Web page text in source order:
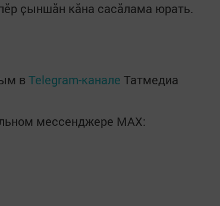
ҫыншӑн кӑна сасӑлама юрать.
в Telegram-канале Татмедиа
мессенджере MАХ: